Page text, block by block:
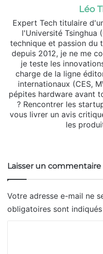
Léo
Expert Tech titulaire
l'Université Tsinghua
technique et passion du
depuis 2012, je ne me
je teste les
charge de la ligne
internationaux (CES,
pépites hardware avant
? Rencontrer les
vous livrer un avis
les
Laisser un commentaire
Votre adresse e-mail ne
obligatoires sont